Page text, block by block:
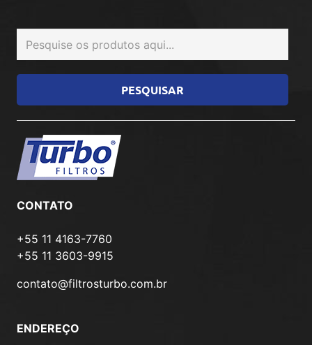
CONTATO
+55 11 4163-7760
+55 11 3603-9915
contato@filtrosturbo.com.br
ENDEREÇO